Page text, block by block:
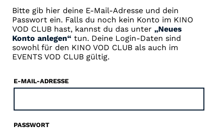
So geht’s
Filmpakete
Gutscheine
& Filmpässe
Bitte gib hier deine E-Mail-Adresse und dein
Passwort ein. Falls du noch kein Konto im KINO
VOD CLUB hast, kannst du das unter „Neues
Konto anlegen“ tun. Deine Login-Daten sind
sowohl für den KINO VOD CLUB als auch im
EVENTS VOD CLUB gültig.
E-MAIL-ADRESSE
PASSWORT